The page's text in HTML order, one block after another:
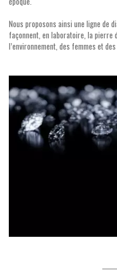
Nous proposons ainsi une ligne de
façonnent, en laboratoire, la pierre
l’environnement, des femmes et